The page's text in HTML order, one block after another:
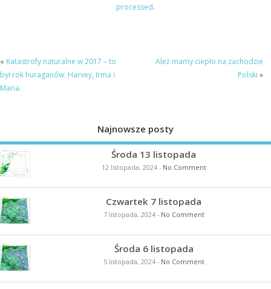
processed.
« Katastrofy naturalne w 2017 – to
był rok huraganów. Harvey, Irma i
Maria.
Ależ mamy ciepło na zachodzie
Polski »
Najnowsze posty
Środa 13 listopada
12 listopada, 2024- No Comment
Czwartek 7 listopada
7 listopada, 2024- No Comment
Środa 6 listopada
5 listopada, 2024- No Comment